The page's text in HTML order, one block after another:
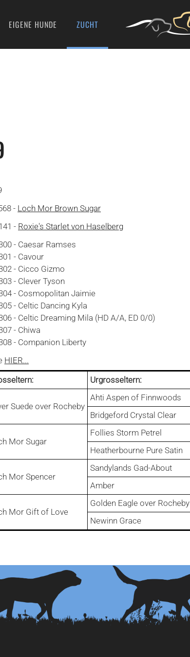
EIGENE HUNDE ZUCHT
- Loch Mor Brown Sugar
- Roxie's Starlet von Haselberg
- Caesar Ramses
- Cavour
- Cicco Gizmo
- Clever Tyson
- Cosmopolitan Jaimie
- Celtic Dancing Kyla
- Celtic Dreaming Mila (HD A/A, ED 0/0)
- Chiwa
- Companion Liberty
HIER...
Urgrosseltern:
Suede over Rocheby
Ahti Aspen of Finnwoods
Bridgeford Crystal Clear
Mor Sugar
Follies Storm Petrel
Heatherbourne Pure Satin
Mor Spencer
Sandylands Gad-About
Amber
Mor Gift of Love
Golden Eagle over Rocheby
Newinn Grace